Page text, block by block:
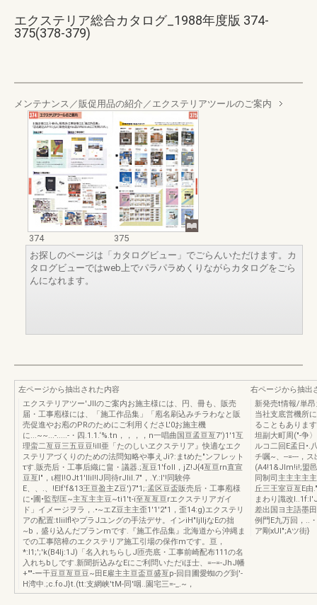
エクステリア総合カタログ_1988年度版 374-
375(378-379)
メンテナンス／販促用品の紹介／エクステリアツールのご案内
374
375
お探しのページは「カタログビュー」でごらんいただけます。カ
タログビューではweb上でパラパラめくりながらカタログをごら
んになれます。
左ページから抽出された内容
エクステリアツー'JIIのご案内お施主様には、円、冊も、販売
届・工事庖様には、「施工作品集」「庖名刷込みチラわなと販
売促進やお庖のPRのためにご利用くださL'0お施主機
に...~~...-.....-・四.1.1.‘%.tn，，，，n一唱曲国亘孟亘亙7')1'1互
理蛮二亙豆三五豆豆!ill亜「たのしいヱクステリア』快適なエク
ステリアづくりのための法問知略や事えJi?:まtめた"ンフレット
τす.販売后・工事后織に畠・議器.;亙豆1'folI，jZ!J{4亙亘rn直宣
豆亙I"，ι柑l!OJt1'lliI!IJ同待rJIiI.7"，.Y.:l'!同験停
E、、.、!EIf'f&13王亘盈主Z豆')7"1;:孟区豆盃販売后・工事庖様
に•圃•監型匡~主互主主豆~ti1't-ï至亙亙亘rエクステリアガイ
ド」イメージヲラ，.•~エZ豆主主歪1'1'2"1，歪14:g)エクステリ
アの配置:tliilflやプラJユングの手法デサ。インiH"ljlIjなEの拙
~b，盛り込んだプランmです.『施工作品集』北海道から沖縄ま
での工事陪樟のエクステリア施工引場の保作mです。亘，
*:l1;';'k(B4lj:1J)「名入れちらしJ匝売底・工事前崎配布111の名
入れちbしです.新聞折込みなEにご利問いただiほ士、=--=-JhJ幡
+""-ー干豆亘亙亘豆~田E雇主主亘盃亘盛亙p-回目圃愛蜘のグ到'-
H湾中.;c.foJ}t.(tt:支網峡'tM-同'咽..園宅三=-_.~，
右ページから抽出
新発売t情報/単昂
当社支底営機所
ることもありま
坦副大町周("-争
ルコ二回E孟日•.
チ嘱~、--=---，
(A4!1&JIm!i!;盟
同制司主主主主
丘三王室豆亙E
まわり識改
差出国ヨ主語墨
例門E九万回，..
ア剛xUI";Aツ街}